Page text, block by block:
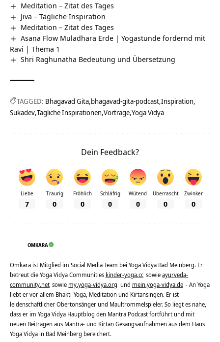
Meditation – Zitat des Tages
Jiva – Tägliche Inspiration
Meditation – Zitat des Tages
Asana Flow Muladhara Erde | Yogastunde fordernd mit
Ravi | Thema 1
Shri Raghunatha Bedeutung und Übersetzung
TAGGED: Bhagavad Gita bhagavad-gita-podcast Inspiration
Sukadev Tägliche Inspirationen Vorträge Yoga Vidya
Dein Feedback?
Liebe
7
Traurig
0
Fröhlich
0
Schläfrig
0
Wütend
0
Überrascht
0
Zwinker
0
OMKARA
Omkara ist Mitglied im Social Media Team bei Yoga Vidya Bad Meinberg. Er
betreut die Yoga Vidya Communities kinder-yoga.cc sowieayurveda-
community.net sowie my.yoga-vidya.org und mein.yoga-vidya.de - An Yoga
liebt er vor allem Bhakti-Yoga, Meditation und Kirtansingen. Er ist
leidenschaftlicher Obertonsänger und Maultrommelspieler. So liegt es nahe,
dass er im Yoga Vidya Hauptblog den Mantra Podcast fortführt und mit
neuen Beiträgen aus Mantra- und Kirtan Gesangsaufnahmen aus dem Haus
Yoga Vidya in Bad Meinberg bereichert.